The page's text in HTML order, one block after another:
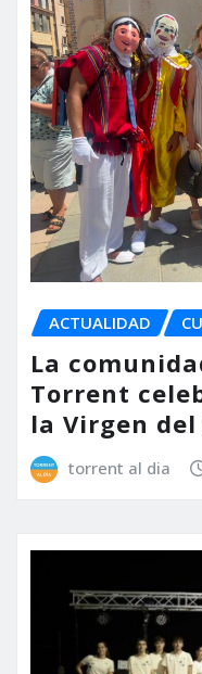
ACTUALIDAD
La
Torrent
la Virgen del
torrent al dia